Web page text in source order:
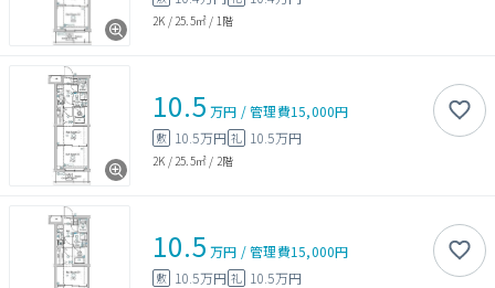
2K / 25.5㎡ / 1階
10.5 万円 /管理費15,000円
敷 10.5万円 礼 10.5万円
2K / 25.5㎡ / 2階
10.5 万円 /管理費15,000円
敷 10.5万円 礼 10.5万円